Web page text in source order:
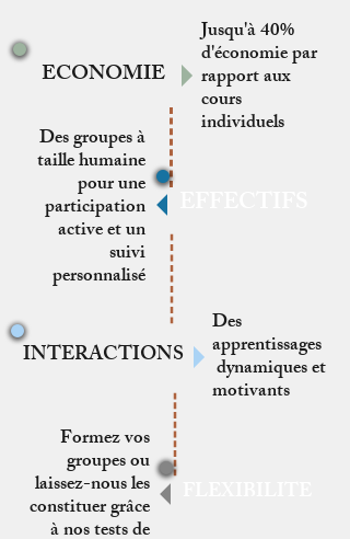
ECONOMIE
Jusqu'à 40%
d'économie par
rapport aux
cours
individuels
Des groupes à
taille humaine
pour une
participation
active et un
suivi
personnalisé
INTERACTIONS
Des
apprentissages
dynamiques et
motivants
Formez vos
groupes ou
laissez-nous les
constituer grâce
à nos tests de